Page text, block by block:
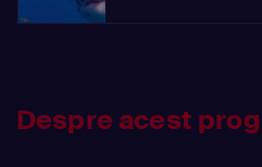
Despre acest